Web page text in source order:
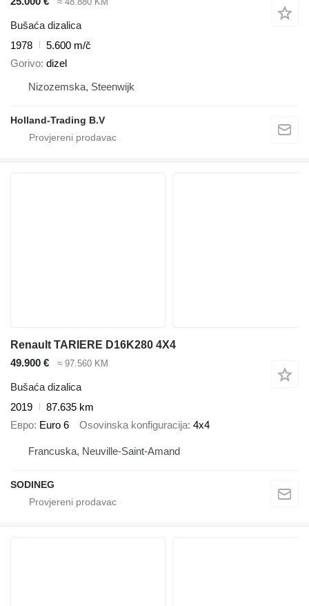
Bušaća dizalica
1978
5.600 m/č
Gorivo dizel
Nizozemska, Steenwijk
Holland-Trading B.V
Renault TARIERE D16K280 4X4
49.900 €
≈ 97.560 KM
Bušaća dizalica
2019
87.635 km
Евро Euro 6 Osovinska konfiguracija 4x4
Francuska, Neuville-Saint-Amand
SODINEG